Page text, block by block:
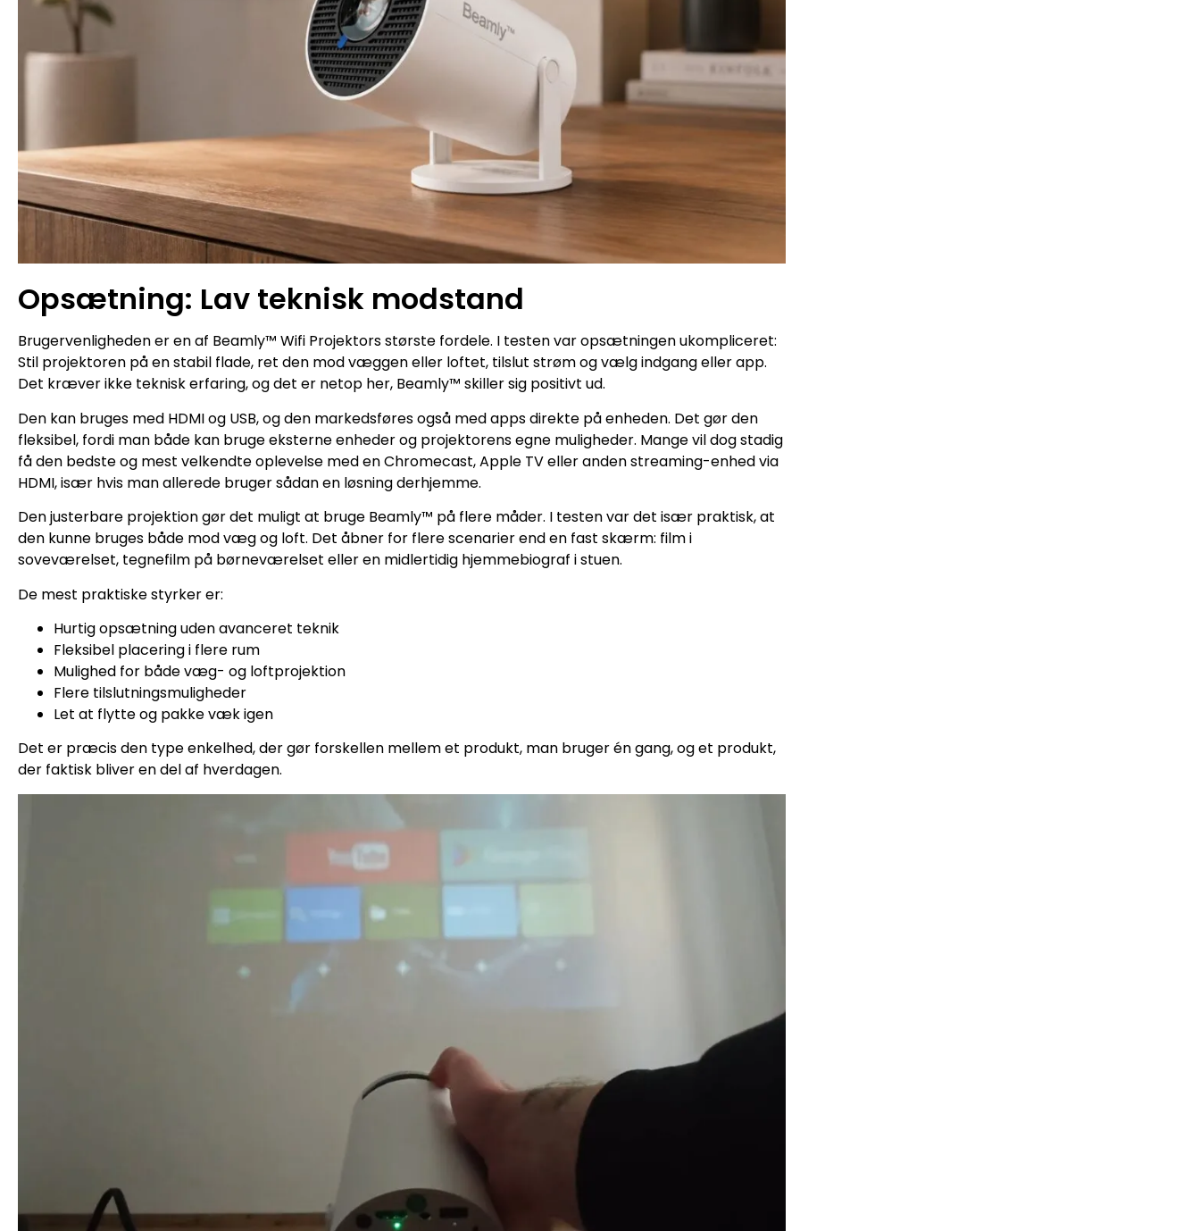
Opsætning: Lav teknisk modstand
Brugervenligheden er en af Beamly™ Wifi Projektors største fordele. I testen var opsætningen ukompliceret:
Stil projektoren på en stabil flade, ret den mod væggen eller loftet, tilslut strøm og vælg indgang eller app.
Det kræver ikke teknisk erfaring, og det er netop her, Beamly™ skiller sig positivt ud.
Den kan bruges med HDMI og USB, og den markedsføres også med apps direkte på enheden. Det gør den
fleksibel, fordi man både kan bruge eksterne enheder og projektorens egne muligheder. Mange vil dog stadig
få den bedste og mest velkendte oplevelse med en Chromecast, Apple TV eller anden streaming-enhed via
HDMI, især hvis man allerede bruger sådan en løsning derhjemme.
Den justerbare projektion gør det muligt at bruge Beamly™ på flere måder. I testen var det især praktisk, at
den kunne bruges både mod væg og loft. Det åbner for flere scenarier end en fast skærm: film i
soveværelset, tegnefilm på børneværelset eller en midlertidig hjemmebiograf i stuen.
De mest praktiske styrker er:
Hurtig opsætning uden avanceret teknik
Fleksibel placering i flere rum
Mulighed for både væg- og loftprojektion
Flere tilslutningsmuligheder
Let at flytte og pakke væk igen
Det er præcis den type enkelhed, der gør forskellen mellem et produkt, man bruger én gang, og et produkt,
der faktisk bliver en del af hverdagen.